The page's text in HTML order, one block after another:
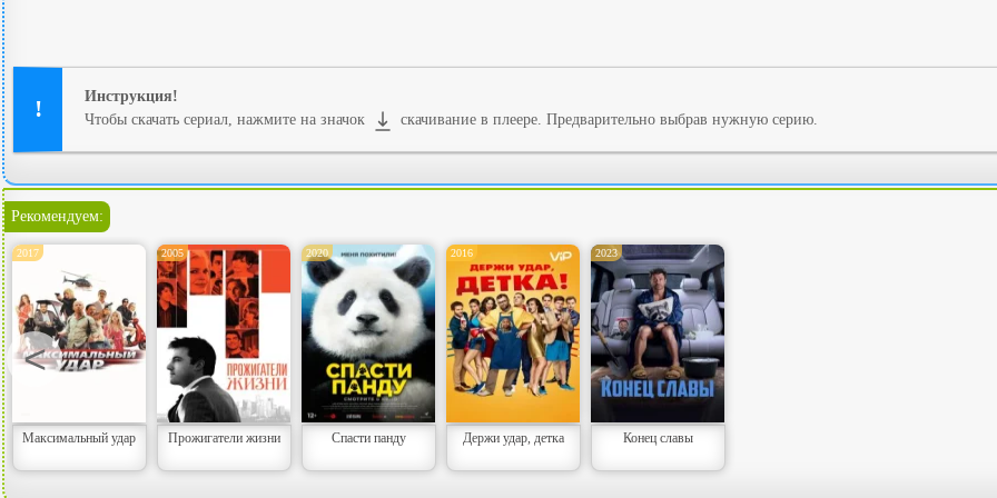
Инструкция!
Чтобы скачать сериал, нажмите на значок
скачивание в плеере. Предварительно выбрав нужную серию.
Рекомендуем:
2017
Максимальный удар
2005
Прожигатели жизни
2020
Спасти панду
2016
Держи удар, детка
2023
Конец славы
<